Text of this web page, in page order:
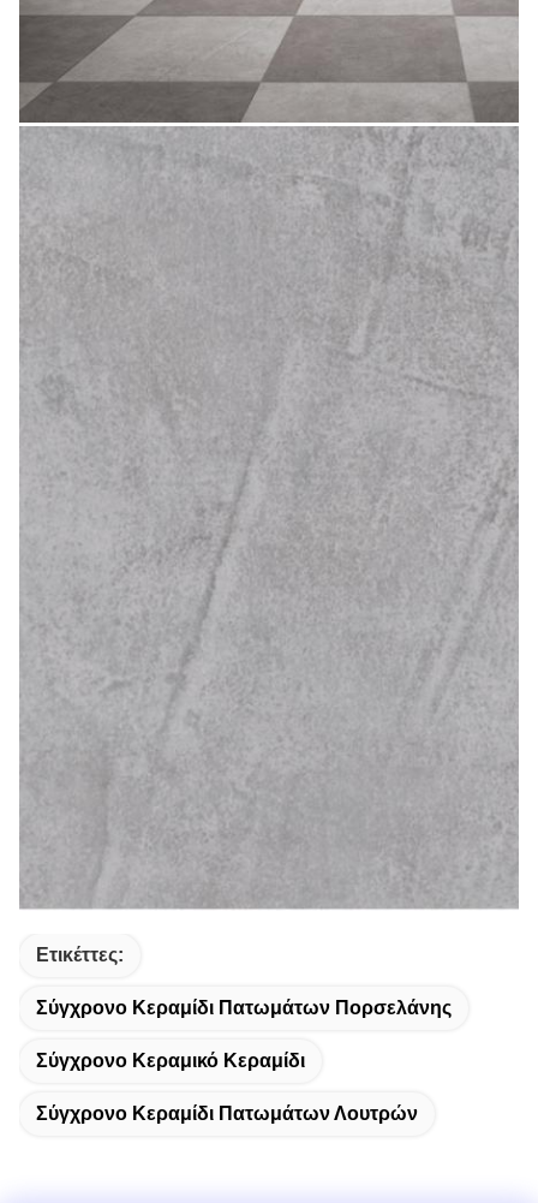
Ετικέττες:
Σύγχρονο Κεραμίδι Πατωμάτων Πορσελάνης
Σύγχρονο Κεραμικό Κεραμίδι
Σύγχρονο Κεραμίδι Πατωμάτων Λουτρών